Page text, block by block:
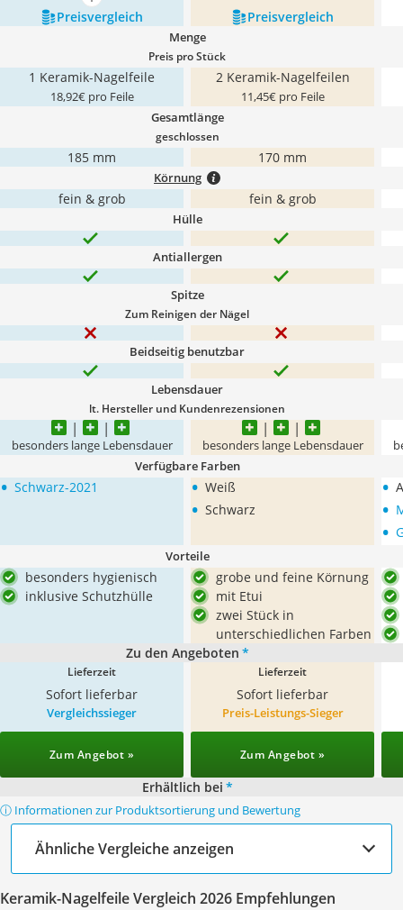
Preis­vergleich
Preis­vergleich
Menge
Preis pro Stück
1 Keramik-Nagelfeile
18,92€ pro Feile
2 Keramik-Nagelfeilen
11,45€ pro Feile
Gesamtlänge
geschlossen
185 mm 170 mm
Körnung
fein & grob fein & grob
Hülle
Antiallergen
Spitze
Zum Reinigen der Nägel
Beidseitig benutzbar
Lebensdauer
lt. Hersteller und Kundenrezensionen
besonders lange Lebensdauer besonders lange Lebensdauer
Verfügbare Farben
• Schwarz-2021 • Weiß
• Schwarz
•
•
•
Vorteile
besonders hygienisch
inklusive Schutzhülle
grobe und feine Körnung
mit Etui
zwei Stück in
unterschiedlichen Farben
Zu den Angeboten *
Lieferzeit
Sofort lieferbar
Lieferzeit
Sofort lieferbar
Vergleichssieger
Zum Angebot »
Preis-Leistungs-Sieger
Zum Angebot »
Erhältlich bei *
ⓘ Informationen zur Produktsortierung und Bewertung
Ähnliche Vergleiche anzeigen
Keramik-Nagelfeile Vergleich 2026 Empfehlungen